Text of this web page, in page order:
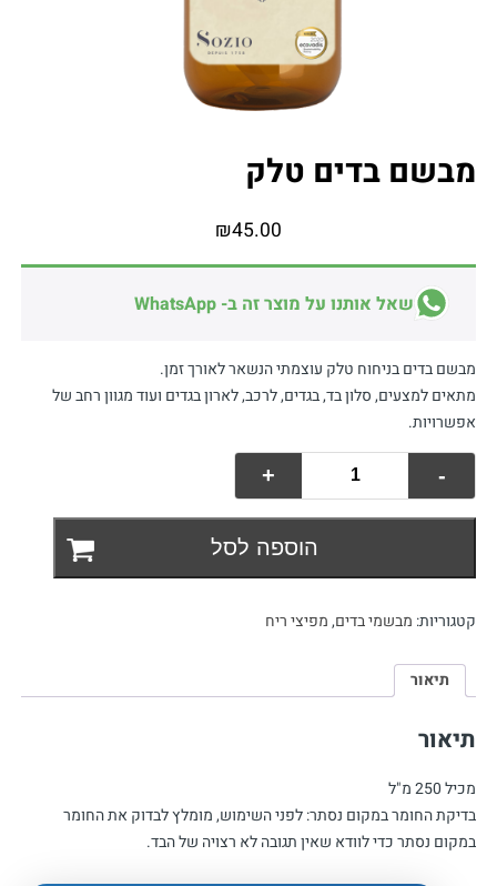
מבשם בדים טלק
₪45.00
שאל אותנו על מוצר זה ב- WhatsApp
מבשם בדים בניחוח טלק עוצמתי הנשאר לאורך זמן.
מתאים למצעים, סלון בד, בגדים, לרכב, לארון בגדים ועוד מגוון רחב של
אפשרויות.
כמות
טלק
-
+
הוספה לסל
קטגוריות: מבשמי בדים,מפיצי ריח
תיאור
תיאור
מכיל 250 מ"ל
בדיקת החומר במקום נסתר: לפני השימוש, מומלץ לבדוק את החומר
במקום נסתר כדי לוודא שאין תגובה לא רצויה של הבד.